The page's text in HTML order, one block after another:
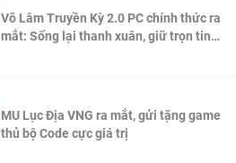
Võ Lâm Truyền Kỳ 2.0 PC chính thức ra
mắt: Sống lại thanh xuân, giữ trọn tinh
MU Lục Địa VNG ra mắt, gửi tặng game
thủ bộ Code cực giá trị